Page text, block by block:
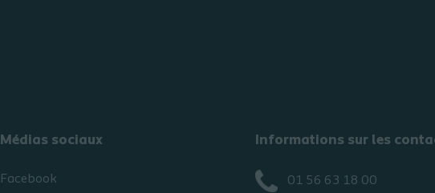
Médias sociaux
Facebook
Informations sur les
01 56 63 18 00